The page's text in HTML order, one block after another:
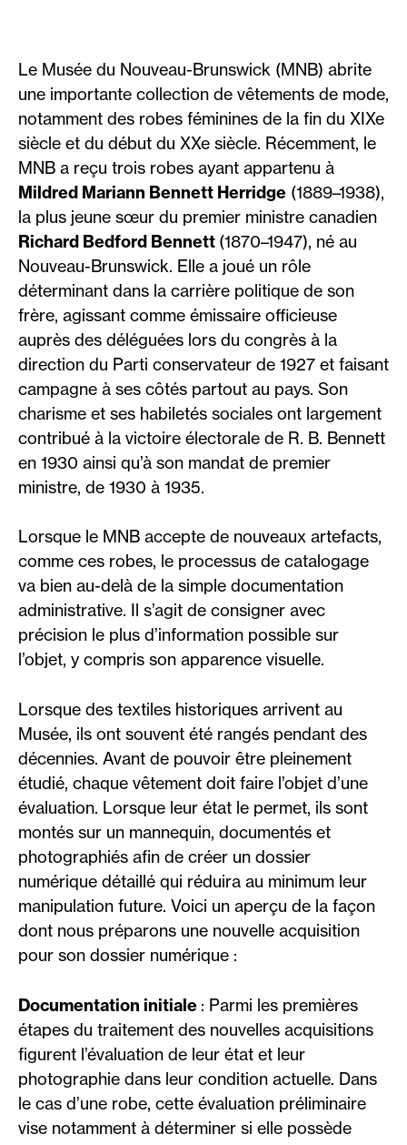
Le Musée du Nouveau-Brunswick (MNB) abrite
une importante collection de vêtements de mode,
notamment des robes féminines de la fin du XIXe
siècle et du début du XXe siècle. Récemment, le
MNB a reçu trois robes ayant appartenu à
Mildred Mariann Bennett Herridge (1889–1938),
la plus jeune sœur du premier ministre canadien
Richard Bedford Bennett (1870–1947), né au
Nouveau-Brunswick. Elle a joué un rôle
déterminant dans la carrière politique de son
frère, agissant comme émissaire officieuse
auprès des déléguées lors du congrès à la
direction du Parti conservateur de 1927 et faisant
campagne à ses côtés partout au pays. Son
charisme et ses habiletés sociales ont largement
contribué à la victoire électorale de R. B. Bennett
en 1930 ainsi qu’à son mandat de premier
ministre, de 1930 à 1935.
Lorsque le MNB accepte de nouveaux artefacts,
comme ces robes, le processus de catalogage
va bien au-delà de la simple documentation
administrative. Il s’agit de consigner avec
précision le plus d’information possible sur
l’objet, y compris son apparence visuelle.
Lorsque des textiles historiques arrivent au
Musée, ils ont souvent été rangés pendant des
décennies. Avant de pouvoir être pleinement
étudié, chaque vêtement doit faire l’objet d’une
évaluation. Lorsque leur état le permet, ils sont
montés sur un mannequin, documentés et
photographiés afin de créer un dossier
numérique détaillé qui réduira au minimum leur
manipulation future. Voici un aperçu de la façon
dont nous préparons une nouvelle acquisition
pour son dossier numérique :
Documentation initiale : Parmi les premières
étapes du traitement des nouvelles acquisitions
figurent l’évaluation de leur état et leur
photographie dans leur condition actuelle. Dans
le cas d’une robe, cette évaluation préliminaire
vise notamment à déterminer si elle possède